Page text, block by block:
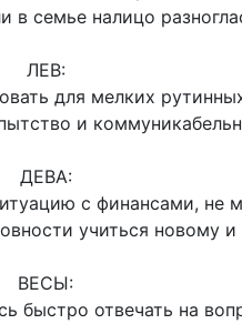
в семье налицо
ЛЕВ:
для мелких
и
ДЕВА:
с финансами, не
учиться
ВЕСЫ:
отвечать на